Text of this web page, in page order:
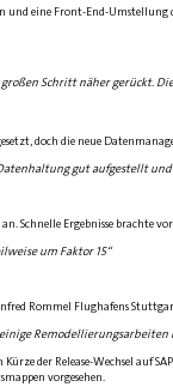
und eine Front-End-
Schritt näher gerückt.
doch die neue
gut aufgestellt
Schnelle Ergebnisse brachte
um Faktor 15“
Rommel Flughafens
der Release-Wechsel auf
vorgesehen.